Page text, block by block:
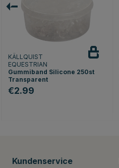
KÄLLQUIST
EQUESTRIAN
Gummiband Silicone 250st
Transparent
€2.99
Kundenservice